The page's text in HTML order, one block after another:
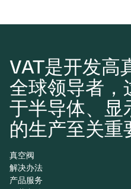
VAT是开发高
全球领导者，
于半导体、显
的生产至关重
真空阀
解决办法
产品服务